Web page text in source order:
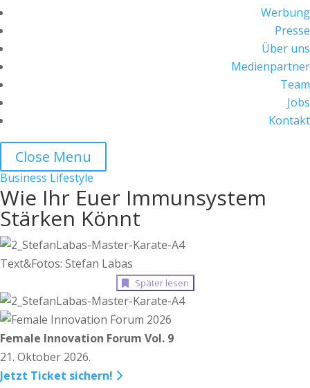
Werbung
Presse
Über uns
Medienpartner
Team
Jobs
Kontakt
Close Menu
Business Lifestyle
Wie Ihr Euer Immunsystem
Stärken Könnt
Text&Fotos: Stefan Labas
Später lesen
Female Innovation Forum Vol. 9
21. Oktober 2026.
Jetzt Ticket sichern!